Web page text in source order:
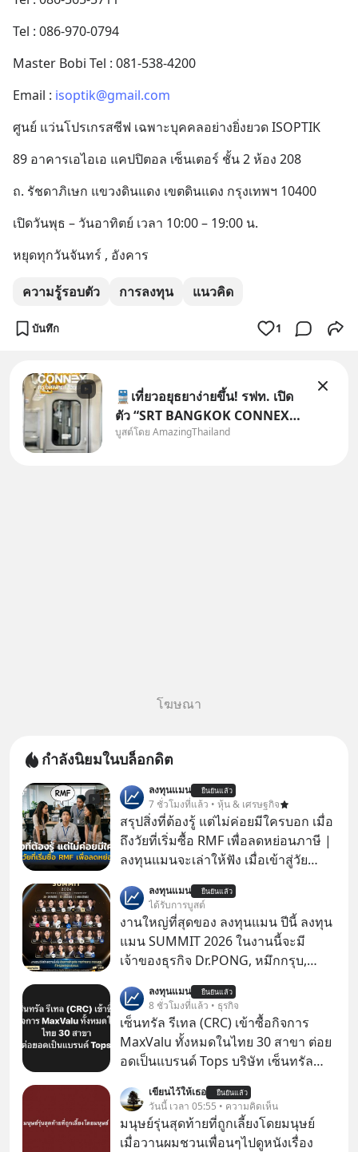
Tel : 086-970-0794
Master Bobi Tel : 081-538-4200
Email : isoptik@gmail.com
ศูนย์ แว่นโปรเกรสซีฟ เฉพาะบุคคลอย่างยิ่งยวด ISOPTIK
89 อาคารเอไอเอ แคปปิตอล เซ็นเตอร์ ชั้น 2 ห้อง 208
ถ. รัชดาภิเษก แขวงดินแดง เขตดินแดง กรุงเทพฯ 10400
เปิดวันพุธ – วันอาทิตย์ เวลา 10:00 – 19:00 น.
หยุดทุกวันจันทร์ , อังคาร
ความรู้รอบตัว การลงทุน แนวคิด
บันทึก 1
🚆เที่ยวอยุธยาง่ายขึ้น! รฟท. เปิด
ตัว “SRT BANGKOK CONNEX”
รถไฟชานเมืองปรับอากาศ เชื่อม
บูสต์โดย AmazingThailand
โฆษณา
กำลังนิยมในบล็อกดิต
ลงทุนแมน ยืนยันแล้ว
7 ชั่วโมงที่แล้ว • หุ้น & เศรษฐกิจ
สรุปสิ่งที่ต้องรู้ แต่ไม่ค่อยมีใครบอก เมื่อ
ถึงวัยที่เริ่มซื้อ RMF เพื่อลดหย่อนภาษี |
ลงทุนแมนจะเล่าให้ฟัง เมื่อเข้าสู่วัย
ภาษี หลายคนมักได้รับคำแนะนำให้
ลงทุนใน RMF เพราะนอกจากจะช่วยลด
หย่อนภาษีได้แล้ว ยังเป็นโอกาสในการ
สร้างความมั่งคั่งระยะยาว แต่น้อยคน
นักที่จะลงลึกว่า ถ้าลงทุนใน RMF ควรรู้
อะไรบ้าง ควรดู ตรงไหน ทำอย่างไร ถึง
จะดีกับเรา แล้วเราควรรู้ข้อมูลอะไร
เกี่ยวกับ RMF บ้าง เพื่อให้นำไปใช้ต่อได้
จริง ๆ ลงทุนแมนจะเล่าให้ฟัง
ลงทุนแมน ยืนยันแล้ว
ได้รับการบูสต์
งานใหญ่ที่สุดของ ลงทุนแมน ปีนี้ ลงทุน
แมน SUMMIT 2026 ในงานนี้จะมี
เจ้าของธุรกิจ Dr.PONG, หมึกกรุบ,
Fastwork, MizuMi, KARMART, อิชิตัน
มาแชร์ความรู้การสร้างธุรกิจ
ลงทุนแมน ยืนยันแล้ว
8 ชั่วโมงที่แล้ว • ธุรกิจ
เซ็นทรัล รีเทล (CRC) เข้าซื้อกิจการ
MaxValu ทั้งหมดในไทย 30 สาขา ต่อย
อดเป็นแบรนด์ Tops บริษัท เซ็นทรัล
CRC แจ้งตลาดหลักทรัพย์ฯ ว่า บริษัท
เซ็นทรัล ฟู้ด รีเทล จำกัด (CFR) ซึ่งเป็น
บริษัทย่อยที่ CRC ถือหุ้นทั้งทางตรงและ
เขียนไว้ให้เธอ ยืนยันแล้ว
วันนี้ เวลา 05:55 • ความคิดเห็น
มนุษย์รุ่นสุดท้ายที่ถูกเลี้ยงโดยมนุษย์
เมื่อวานผมชวนเพื่อนๆไปดูหนังเรื่อง